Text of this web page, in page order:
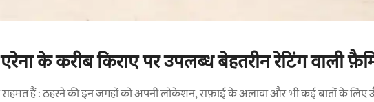
के करीब किराए पर उपलब्ध बेहतरीन रेटिंग वाली
सहमत हैं : ठहरने की इन जगहों को अपनी लोकेशन, सफ़ाई के अलावा और भी कई बातों के लिए